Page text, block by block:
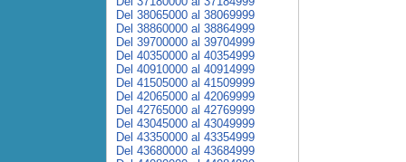
Del 38065000 al 38069999
Del 38860000 al 38864999
Del 39700000 al 39704999
Del 40350000 al 40354999
Del 40910000 al 40914999
Del 41505000 al 41509999
Del 42065000 al 42069999
Del 42765000 al 42769999
Del 43045000 al 43049999
Del 43350000 al 43354999
Del 43680000 al 43684999